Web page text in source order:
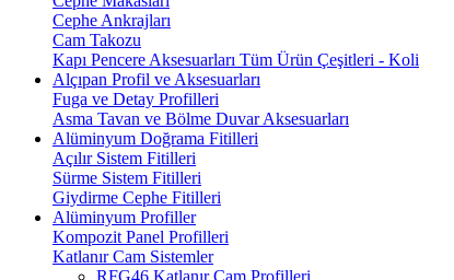
Cephe Ankrajları
Cam Takozu
Kapı Pencere Aksesuarları Tüm Ürün Çeşitleri - Koli
Alçıpan Profil ve Aksesuarları
Fuga ve Detay Profilleri
Asma Tavan ve Bölme Duvar Aksesuarları
Alüminyum Doğrama Fitilleri
Açılır Sistem Fitilleri
Sürme Sistem Fitilleri
Giydirme Cephe Fitilleri
Alüminyum Profiller
Kompozit Panel Profilleri
Katlanır Cam Sistemler
RFG46 Katlanır Cam Profilleri